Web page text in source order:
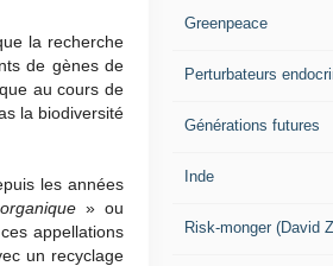
la recherche
de gènes de
au cours de
la biodiversité
les années
organique » ou
appellations
un recyclage
Greenpeace
Perturbateurs
Générations futures
Inde
Risk-monger (David